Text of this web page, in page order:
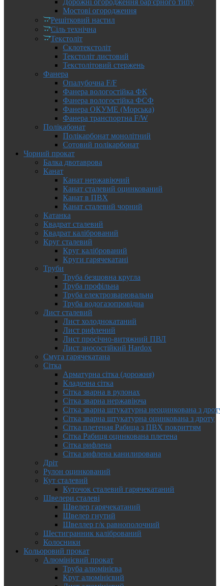
Дорожні огородження бар'єрного типу
Мостові огородження
Решітковий настил
Сіль технічна
Текстоліт
Склотекстоліт
Текстоліт листовий
Текстолітовий стержень
Фанера
Опалубочна F/F
Фанера вологостійка ФК
Фанера вологостійка ФСФ
Фанера ОКУМЕ (Морська)
Фанера транспортна F/W
Полікабонат
Полікарбонат монолітний
Сотовий полікарбонат
Чорний прокат
Балка двотаврова
Канат
Канат нержавіючий
Канат сталевий оцинкований
Канат в ПВХ
Канат сталевий чорний
Катанка
Квадрат сталевий
Квадрат калібрований
Круг сталевий
Круг калібрований
Круги гарячекатані
Труби
Труба безшовна кругла
Труба профільна
Труба електрозварювальна
Труба водогазопровідна
Лист сталевий
Лист холоднокатаний
Лист рифлений
Лист просічно-витяжний ПВЛ
Лист зносостійкий Hardox
Смуга гарячекатана
Сітка
Арматурна сітка (дорожня)
Кладочна сітка
Сітка зварна в рулонах
Сітка зварна нержавіюча
Сітка зварна штукатурна неоцинкована з
Сітка зварна штукатурна оцинкована з дроту
Сітка плетеная Рабица з ПВХ покриттям
Сітка Рабиця оцинкована плетена
Сітка рифлена
Сітка рифлена канилирована
Дріт
Рулон оцинкований
Кут сталевий
Куточок сталевий гарячекатаний
Швелери сталеві
Швелер гарячекатаний
Швелер гнутий
Швеллер г/к равнополочний
Шестигранник калібрований
Колосники
Кольоровий прокат
Алюмінієвий прокат
Труба алюмінієва
Круг алюмінієвий